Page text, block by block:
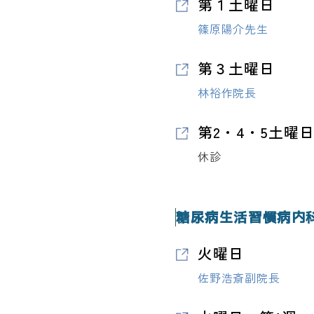
篠原陽介先生
第３土曜日
林裕作院長
第2・4・5土曜
休診
糖尿病生活習慣病内
火曜日
佐野浩斎副院長